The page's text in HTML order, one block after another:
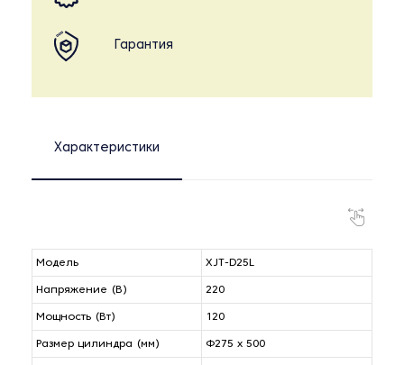
Гарантия
Характеристики
Модель XJT-D25L
Напряжение (В) 220
Мощность (Вт) 120
Размер цилиндра (мм) Φ275 x 500